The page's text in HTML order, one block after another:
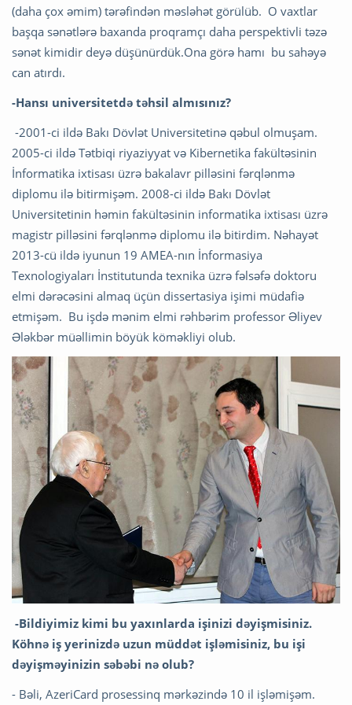
(daha çox əmim) tərəfindən məsləhət görülüb. O vaxtlar
başqa sənətlərə baxanda proqramçı daha perspektivli təzə
sənət kimidir deyə düşünürdük.Ona görə hamı bu sahəyə
can atırdı.
-Hansı universitetdə təhsil almısınız?
-2001-ci ildə Bakı Dövlət Universitetinə qəbul olmuşam.
2005-ci ildə Tətbiqi riyaziyyat və Kibernetika fakültəsinin
İnformatika ixtisası üzrə bakalavr pilləsini fərqlənmə
diplomu ilə bitirmişəm. 2008-ci ildə Bakı Dövlət
Universitetinin həmin fakültəsinin informatika ixtisası üzrə
magistr pilləsini fərqlənmə diplomu ilə bitirdim. Nəhayət
2013-cü ildə iyunun 19 AMEA-nın İnformasiya
Texnologiyaları İnstitutunda texnika üzrə fəlsəfə doktoru
elmi dərəcəsini almaq üçün dissertasiya işimi müdafiə
etmişəm. Bu işdə mənim elmi rəhbərim professor Əliyev
Ələkbər müəllimin böyük köməkliyi olub.
-Bildiyimiz kimi bu yaxınlarda işinizi dəyişmisiniz.
Köhnə iş yerinizdə uzun müddət işləmisiniz, bu işi
dəyişməyinizin səbəbi nə olub?
- Bəli, AzeriCard prosessinq mərkəzində 10 il işləmişəm.